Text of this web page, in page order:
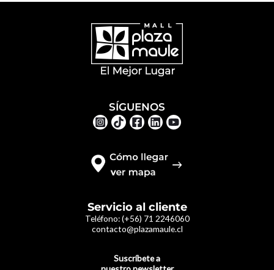
Servicio al cliente
Teléfono:(+56) 71 2246060
contacto@plazamaule.cl
SÍGUENOS
Suscríbete a